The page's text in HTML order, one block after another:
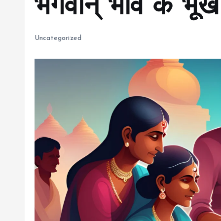
भगवान् भाव के
Uncategorized